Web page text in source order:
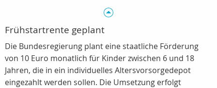
Frühstartrente geplant
Die Bundesregierung plant eine staatliche Förderung
von 10 Euro monatlich für Kinder zwischen 6 und 18
Jahren, die in ein individuelles Altersvorsorgedepot
eingezahlt werden sollen. Die Umsetzung erfolgt